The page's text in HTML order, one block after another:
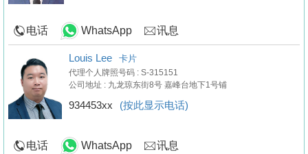
电话 WhatsApp 讯息
Louis Lee 卡片
代理个人牌照号码 : S-315151
公司地址 : 九龙琼东街8号 嘉峰台地下1号铺
934453xx (按此显示电话)
电话 WhatsApp 讯息